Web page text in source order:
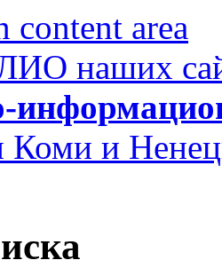
content area
наших
Коми и